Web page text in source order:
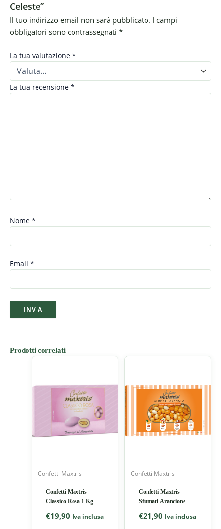
Celeste”
Il tuo indirizzo email non sarà pubblicato. I campi
obbligatori sono contrassegnati *
La tua valutazione *
La tua recensione *
Nome *
Email *
Prodotti correlati
Confetti Maxtris
Confetti Maxtris
Classico Rosa 1 Kg
€19,90 Iva inclusa
Confetti Maxtris
Confetti Maxtris
Sfumati Arancione
€21,90 Iva inclusa